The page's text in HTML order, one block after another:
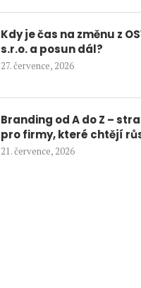
Kdy je čas na změnu z
s.r.o. a posun dál?
27. července, 2026
Branding od A do Z –
pro firmy, které chtějí
21. července, 2026